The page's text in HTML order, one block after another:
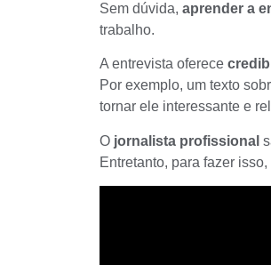
Sem dúvida, aprender a
trabalho.
A entrevista oferece
Por exemplo, um texto
tornar ele interessante e
O jornalista profissional
Entretanto, para fazer